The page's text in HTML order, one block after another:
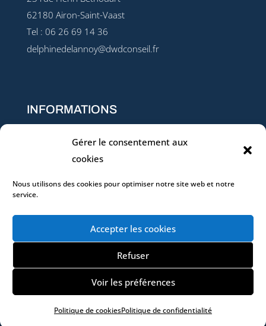
Gérer le consentement aux
cookies
Nous utilisons des cookies pour optimiser notre site web et notre
service.
Accepter les cookies
Refuser
Voir les préférences
Politique de cookiesPolitique de confidentialité
62180 Airon-Saint-Vaast
Tel : 06 26 69 14 36
delphinedelannoy@dwdconseil.fr
INFORMATIONS
Conditions générales de vente
Règlement intérieur
QUALIOPI)
© 2026 DWD Conseil
confidentialitéIRéalisation Concept Web Studio